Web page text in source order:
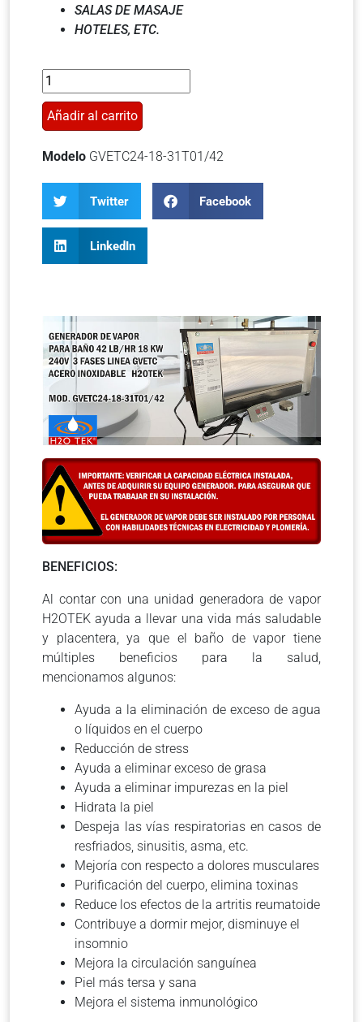
SALAS DE MASAJE
HOTELES, ETC.
Añadir al carrito
Modelo GVETC24-18-31T01/42
Twitter Facebook
LinkedIn
BENEFICIOS:
Al contar con una unidad generadora de vapor
H2OTEK ayuda a llevar una vida más saludable
y placentera, ya que el baño de vapor tiene
múltiples beneficios para la salud,
mencionamos algunos:
Ayuda a la eliminación de exceso de agua
o líquidos en el cuerpo
Reducción de stress
Ayuda a eliminar exceso de grasa
Ayuda a eliminar impurezas en la piel
Hidrata la piel
Despeja las vías respiratorias en casos de
resfriados, sinusitis, asma, etc.
Mejoría con respecto a dolores musculares
Purificación del cuerpo, elimina toxinas
Reduce los efectos de la artritis reumatoide
Contribuye a dormir mejor, disminuye el
insomnio
Mejora la circulación sanguínea
Piel más tersa y sana
Mejora el sistema inmunológico